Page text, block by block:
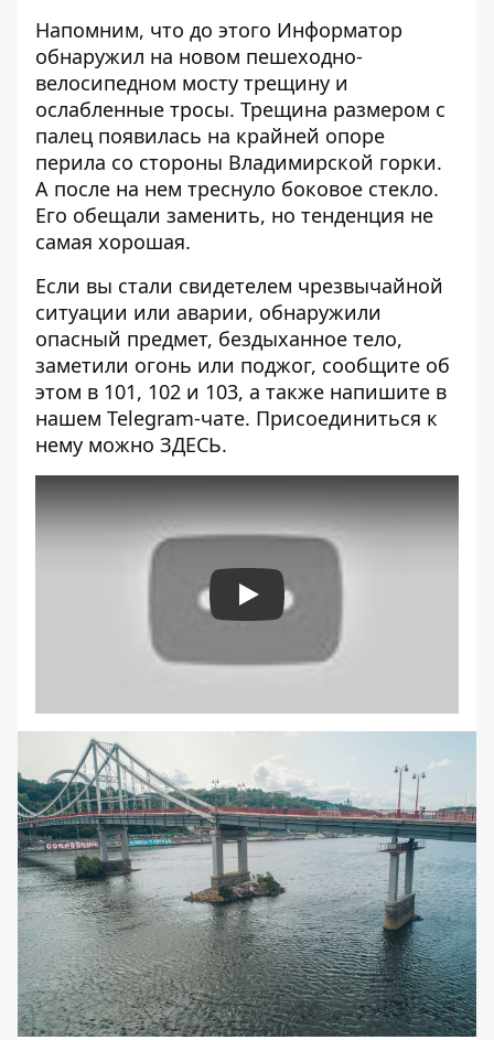
Напомним, что до этого Информатор
обнаружил на новом пешеходно-
велосипедном мосту трещину и
ослабленные тросы. Трещина размером с
палец появилась на крайней опоре
перила со стороны Владимирской горки.
А после на нем треснуло боковое стекло.
Его обещали заменить, но тенденция не
самая хорошая.
Если вы стали свидетелем чрезвычайной
ситуации или аварии, обнаружили
опасный предмет, бездыханное тело,
заметили огонь или поджог, сообщите об
этом в 101, 102 и 103, а также напишите в
нашем Telegram-чате. Присоединиться к
нему можно ЗДЕСЬ.
Play